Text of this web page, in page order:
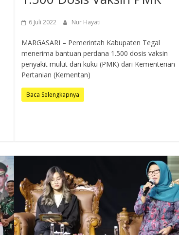
6 Juli 2022 Nur Hayati
MARGASARI – Pemerintah Kabupaten Tegal
menerima bantuan perdana 1.500 dosis vaksin
penyakit mulut dan kuku (PMK) dari Kementerian
Pertanian (Kementan)
Baca Selengkapnya